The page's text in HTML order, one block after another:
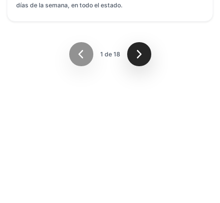
días de la semana, en todo el estado.
1 de 18